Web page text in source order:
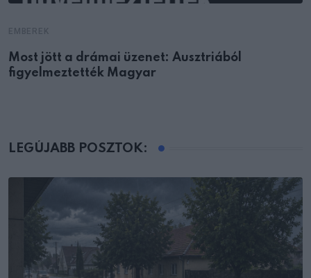
Most jött a drámai üzenet: Ausztriából
figyelmeztették Magyar
LEGÚJABB POSZTOK: